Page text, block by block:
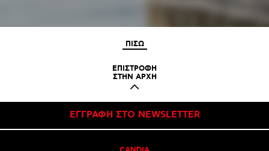
ΠΙΣΩ
ΕΠΙΣΤΡΟΦΗ
ΣΤΗΝ ΑΡΧΗ
ΕΓΓΡΑΦΗ ΣΤΟ NEWSLETTER